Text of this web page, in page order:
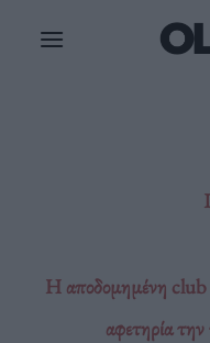
Η αποδομημένη club
αφετηρία την